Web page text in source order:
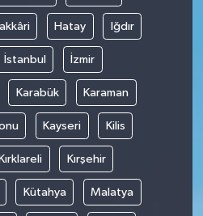
Hatay Iğdır
İstanbul İzmir
Karabük Karaman
Kayseri Kilis
Kırşehir
Kütahya Malatya